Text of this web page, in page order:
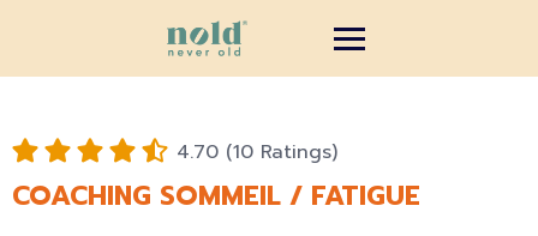
4.70 (10 Ratings)
COACHING SOMMEIL / FATIGUE